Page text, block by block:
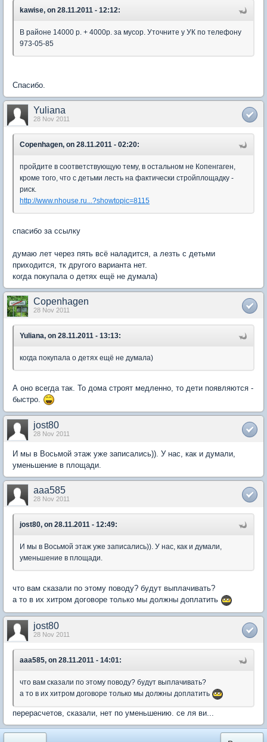
kawise, on 28.11.2011 - 12:12:
В районе 14000 р. + 4000р. за мусор. Уточните у УК по телефону
973-05-85
Спасибо.
Yuliana
28 Nov 2011
Copenhagen, on 28.11.2011 - 02:20:
пройдите в соответствующую тему, в остальном не Копенгаген,
кроме того, что с детьми лесть на фактически стройплощадку -
риск.
http://www.nhouse.ru...?showtopic=8115
спасибо за ссылку
думаю лет через пять всё наладится, а лезть с детьми
приходится, тк другого варианта нет.
когда покупала о детях ещё не думала)
Copenhagen
28 Nov 2011
Yuliana, on 28.11.2011 - 13:13:
когда покупала о детях ещё не думала)
А оно всегда так. То дома строят медленно, то дети появляются -
быстро.
jost80
28 Nov 2011
И мы в Восьмой этаж уже записались)). У нас, как и думали,
уменьшение в площади.
aaa585
28 Nov 2011
jost80, on 28.11.2011 - 12:49:
И мы в Восьмой этаж уже записались)). У нас, как и думали,
уменьшение в площади.
что вам сказали по этому поводу? будут выплачивать?
а то в их хитром договоре только мы должны доплатить
jost80
28 Nov 2011
aaa585, on 28.11.2011 - 14:01:
что вам сказали по этому поводу? будут выплачивать?
а то в их хитром договоре только мы должны доплатить
перерасчетов, сказали, нет по уменьшению. се ля ви...